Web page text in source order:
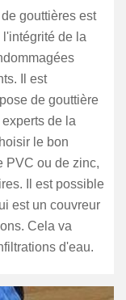
gouttières est
de la
Il est
de gouttière
de la
le bon
PVC ou de zinc,
Il est possible
est un couvreur
Cela va
d'eau.